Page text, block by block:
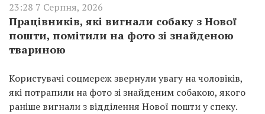
23:28 7 Серпня, 2026
Працівників, які вигнали собаку з Нової
пошти, помітили на фото зі знайденою
твариною
Користувачі соцмереж звернули увагу на чоловіків,
які потрапили на фото зі знайденим собакою, якого
раніше вигнали з відділення Нової пошти у спеку.